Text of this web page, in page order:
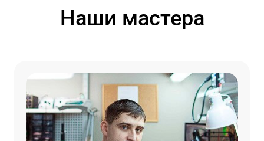
Наши мастера